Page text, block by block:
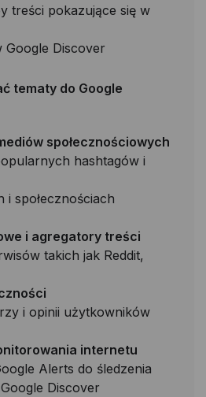
treści pokazujące się w
Google Discover
tematy do Google
społecznościowych
hashtagów i
i społecznościach
i agregatory treści
takich jak Reddit,
i opinii użytkowników
internetu
Alerts do śledzenia
Discover